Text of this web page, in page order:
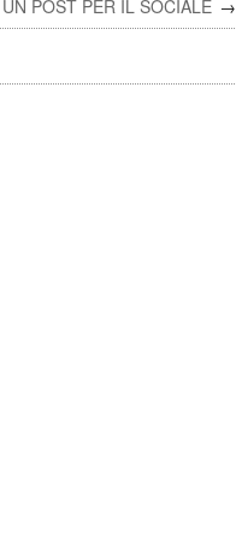
UN POST PER IL SOCIALE →